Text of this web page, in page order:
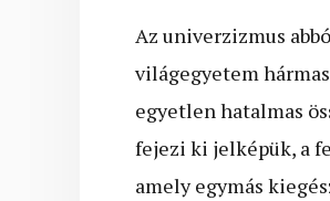
Az univerzizmus
világegyetem
egyetlen hatalmas
fejezi ki jelképük, a
amely egymás